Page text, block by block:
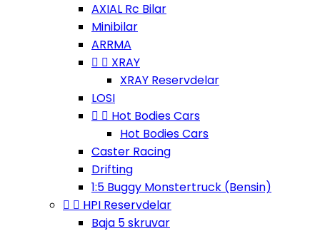
AXIAL Rc Bilar
Minibilar
ARRMA
  XRAY
XRAY Reservdelar
LOSI
  Hot Bodies Cars
Hot Bodies Cars
Caster Racing
Drifting
1:5 Buggy Monstertruck (Bensin)
  HPI Reservdelar
Baja 5 skruvar